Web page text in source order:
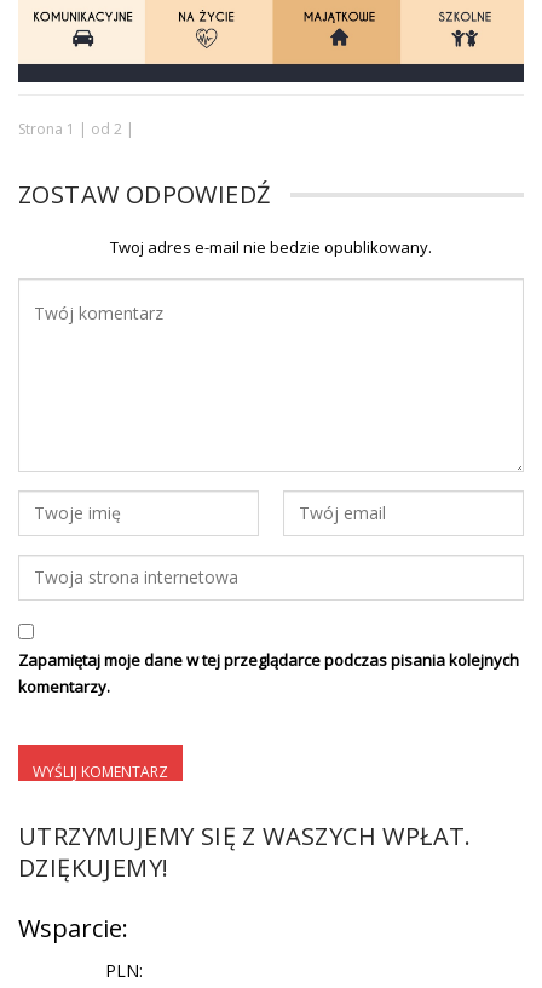
Strona 1 | od 2 |
ZOSTAW ODPOWIEDŹ
Twoj adres e-mail nie bedzie opublikowany.
Zapamiętaj moje dane w tej przeglądarce podczas pisania kolejnych
komentarzy.
UTRZYMUJEMY SIĘ Z WASZYCH WPŁAT.
DZIĘKUJEMY!
Wsparcie:
PLN: